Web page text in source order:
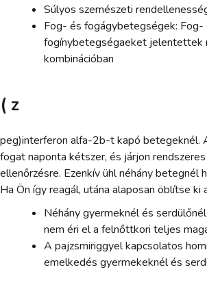
Súlyos szemészeti
Fog- és fogágybetegségek: Fog-
fogínybetegségaeket jelentettek
kombinációban
( z
peg)interferon alfa-2b-t kapó betegeknél.
fogat naponta kétszer, és járjon
ellenőrzésre. Ezenkív ühl néhány betegnél
Ha Ön így reagál, utána alaposan öblítse ki
Néhány gyermeknél és
nem éri el a felnőttkori teljes
A pajzsmiriggyel kapcsolatos
emelkedés gyermekeknél és